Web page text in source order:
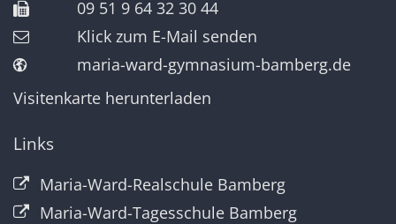
09 51 9 64 32 30 44
Klick zum E-Mail senden
maria-ward-gymnasium-bamberg.de
Visitenkarte herunterladen
Links
Maria-Ward-Realschule Bamberg
Maria-Ward-Tagesschule Bamberg